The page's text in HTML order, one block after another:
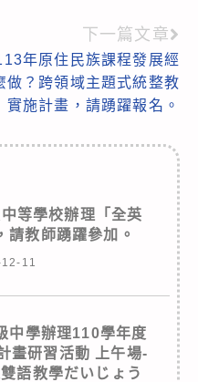
下一篇文章
年原住民族課程發展經
做？跨領域主題式統整教
實施計畫，請踴躍報名。
等學校辦理「全英
請教師踴躍參加。
11
中學辦理110學年度
畫研習活動 上午場-
語教學だいじょう